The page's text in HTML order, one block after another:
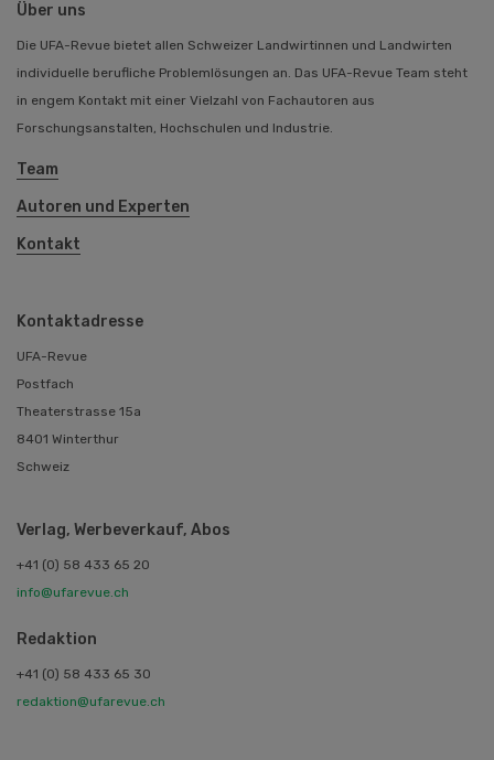
Über uns
Die UFA-Revue bietet allen Schweizer Landwirtinnen und Landwirten
individuelle berufliche Problemlösungen an. Das UFA-Revue Team steht
in engem Kontakt mit einer Vielzahl von Fachautoren aus
Forschungsanstalten, Hochschulen und Industrie.
Team
Autoren und Experten
Kontakt
Kontaktadresse
UFA-Revue
Postfach
Theaterstrasse 15a
8401 Winterthur
Schweiz
Verlag, Werbeverkauf, Abos
+41 (0) 58 433 65 20
info@ufarevue.ch
Redaktion
+41 (0) 58 433 65 30
redaktion@ufarevue.ch